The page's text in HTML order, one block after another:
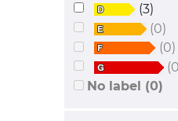
(3)
(0)
(0)
No label (0)